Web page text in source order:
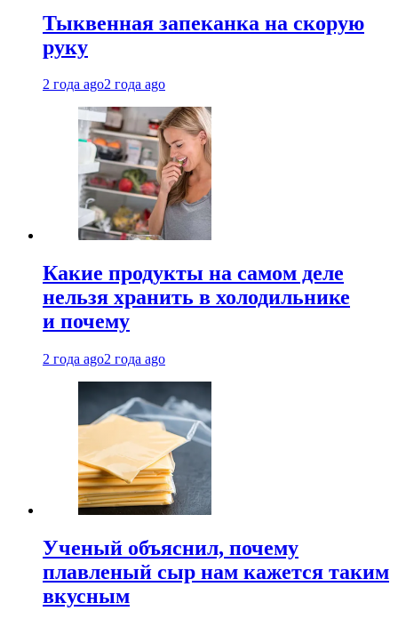
Тыквенная запеканка на скорую
руку
2 года ago2 года ago
Какие продукты на самом деле
нельзя хранить в холодильнике
и почему
2 года ago2 года ago
Ученый объяснил, почему
плавленый сыр нам кажется таким
вкусным